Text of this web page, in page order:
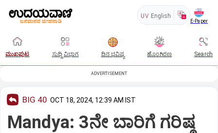
UV English
E-Paper
ಮುಖಪುಟ ಸುದ್ದಿ ವಿಭಾಗ ದಿನ ಭವಿಷ್ಯ ಹೊಂಗಿರಣ Search
ADVERTISEMENT
BIG 40 OCT 18, 2024, 12:39 AM IST
Mandya: 3ನೇ ಬಾರಿಗೆ ಗರಿಷ್ಠ